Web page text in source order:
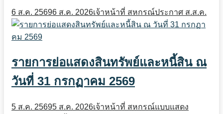
6 ส.ค. 25696 ส.ค. 2026เจ้าหน้าที่ สหกรณ์ประกาศ ส.ส.ค.
รายการย่อแสดงสินทรัพย์และหนี้สิน ณ
วันที่ 31 กรกฏาคม 2569
5 ส.ค. 25695 ส.ค. 2026เจ้าหน้าที่ สหกรณ์แบบแสดง